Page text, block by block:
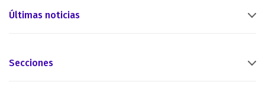
Últimas noticias
Secciones